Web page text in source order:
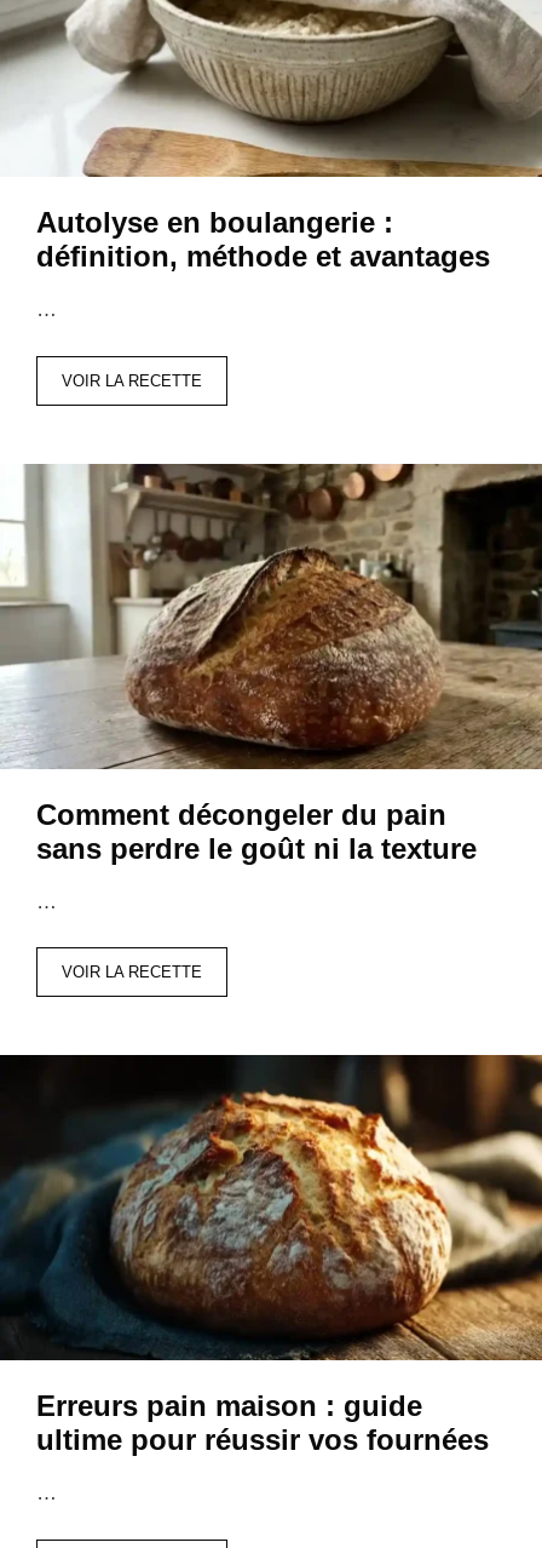
Autolyse en boulangerie :
définition, méthode et avantages
…
VOIR LA RECETTE
Comment décongeler du pain
sans perdre le goût ni la texture
…
VOIR LA RECETTE
Erreurs pain maison : guide
ultime pour réussir vos fournées
…